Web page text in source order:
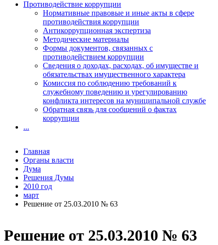
Решение от 25.03.2010 № 63
Противодействие коррупции
Нормативные правовые и иные акты в сфере
противодействия коррупции
Антикоррупционная экспертиза
Методические материалы
Формы документов, связанных с
противодействием коррупции
Сведения о доходах, расходах, об имуществе и
обязательствах имущественного характера
Комиссия по соблюдению требований к
служебному поведению и урегулированию
конфликта интересов на муниципальной службе
Обратная связь для сообщений о фактах
коррупции
...
Главная
Органы власти
Дума
Решения Думы
2010 год
март
Решение от 25.03.2010 № 63